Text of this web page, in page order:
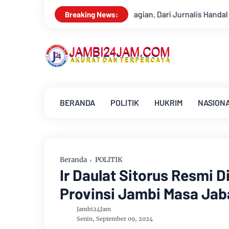
Breaking News:
Dari Jurnalis Handal Beralih Profesi Jadi Kontraktor
BERANDA POLITIK HUKRIM
Beranda POLITIK
Ir Daulat Sitorus Resmi
Provinsi Jambi Masa
Jambi24Jam
Senin, September 09, 2024